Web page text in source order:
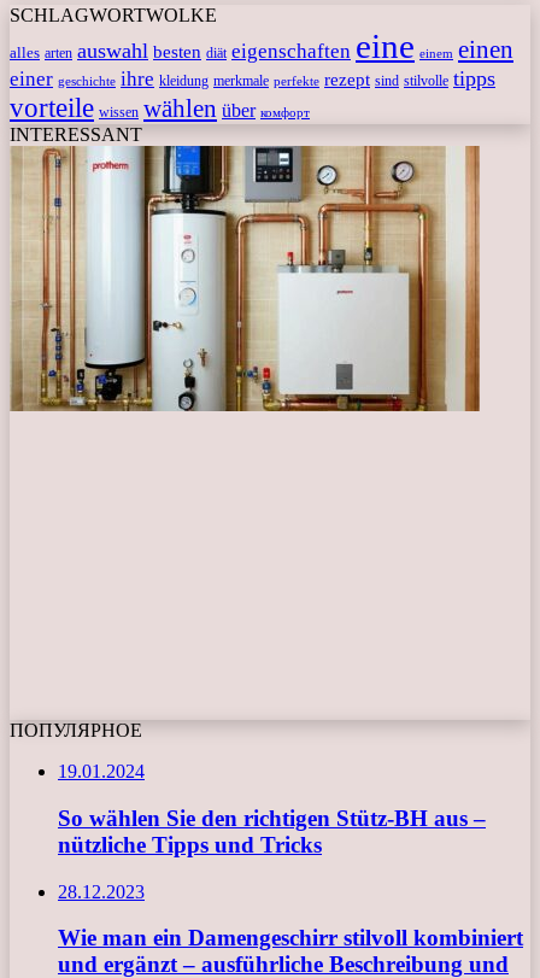
SCHLAGWORTWOLKE
alles arten auswahl besten diät eigenschaften eine einem einen
einer geschichte ihre kleidung merkmale perfekte rezept sind stilvolle tipps
vorteile wissen wählen über комфорт
INTERESSANT
ПОПУЛЯРНОЕ
19.01.2024
So wählen Sie den richtigen Stütz-BH aus –
nützliche Tipps und Tricks
28.12.2023
Wie man ein Damengeschirr stilvoll kombiniert
und ergänzt – ausführliche Beschreibung und